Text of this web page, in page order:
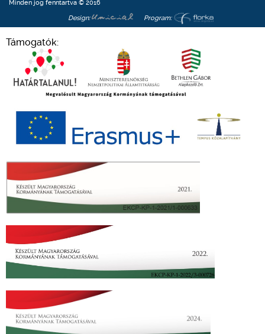
Minden jog fenntartva © 2016
Design:
Program:
Támogatók: